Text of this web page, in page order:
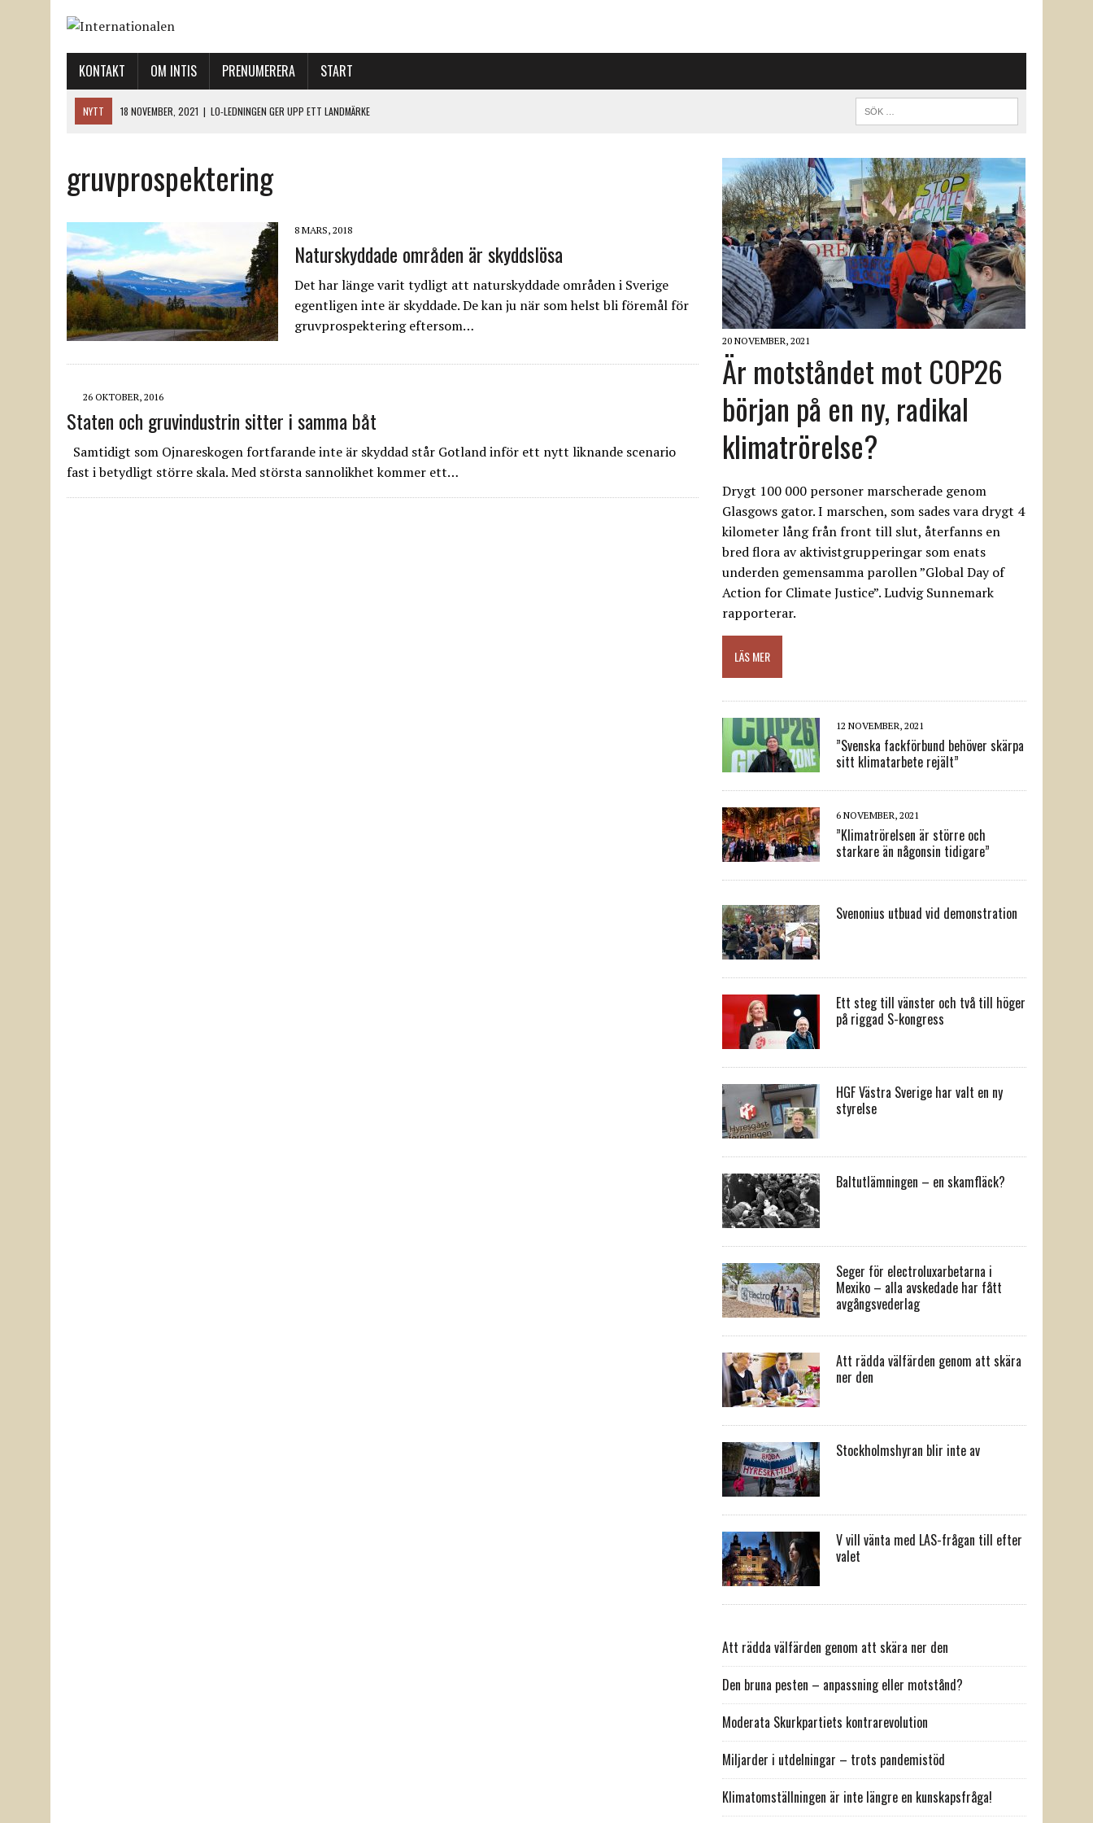
KONTAKT OM INTIS PRENUMERERA START
NYTT 18 NOVEMBER, 2021 | LO-LEDNINGEN GER UPP ETT LANDMÄRKE
12 NOVEMBER, 2021 | ETT STEG TILL VÄNSTER OCH TVÅ TILL HÖGER PÅ RIGGAD S-KONGRESS
12 NOVEMBER, 2021 | ”SVENSKA FACKFÖRBUND BEHÖVER SKÄRPA SITT KLIMATARBETE REJÄLT”
18 NOVEMBER, 2021
| SVENONIUS UTBUAD VID DEMONSTRATION
gruvprospektering
8 MARS, 2018
Naturskyddade områden är skyddslösa
Det har länge varit tydligt att naturskyddade områden i Sverige
egentligen inte är skyddade. De kan ju när som helst bli föremål för
gruvprospektering eftersom…
26 OKTOBER, 2016
Staten och gruvindustrin sitter i samma båt
Samtidigt som Ojnareskogen fortfarande inte är skyddad står Gotland inför ett nytt liknande scenario
fast i betydligt större skala. Med största sannolikhet kommer ett…
20 NOVEMBER, 2021
Är motståndet mot COP26
början på en ny, radikal
klimatrörelse?
Drygt 100 000 personer marscherade genom
Glasgows gator. I marschen, som sades vara drygt 4
kilometer lång från front till slut, återfanns en
bred flora av aktivistgrupperingar som enats
underden gemensamma parollen ”Global Day of
Action for Climate Justice”. Ludvig Sunnemark
rapporterar.
LÄS MER
12 NOVEMBER, 2021
”Svenska fackförbund behöver skärpa
sitt klimatarbete rejält”
6 NOVEMBER, 2021
”Klimatrörelsen är större och
starkare än någonsin tidigare”
Svenonius utbuad vid demonstration
Ett steg till vänster och två till höger
på riggad S-kongress
HGF Västra Sverige har valt en ny
styrelse
Baltutlämningen – en skamfläck?
Seger för electroluxarbetarna i
Mexiko – alla avskedade har fått
avgångsvederlag
Att rädda välfärden genom att skära
ner den
Stockholmshyran blir inte av
V vill vänta med LAS-frågan till efter
valet
Att rädda välfärden genom att skära ner den
Den bruna pesten – anpassning eller motstånd?
Moderata Skurkpartiets kontrarevolution
Miljarder i utdelningar – trots pandemistöd
Klimatomställningen är inte längre en kunskapsfråga!